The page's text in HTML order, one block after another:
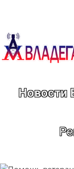
содержимому
Новости